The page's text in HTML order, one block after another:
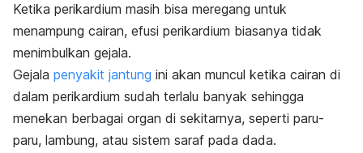
Ketika perikardium masih bisa meregang untuk
menampung cairan, efusi perikardium biasanya tidak
menimbulkan gejala.
Gejala penyakit jantung ini akan muncul ketika cairan di
dalam perikardium sudah terlalu banyak sehingga
menekan berbagai organ di sekitarnya, seperti paru-
paru, lambung, atau sistem saraf pada dada.